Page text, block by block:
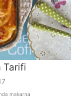
Tarifi
makarna